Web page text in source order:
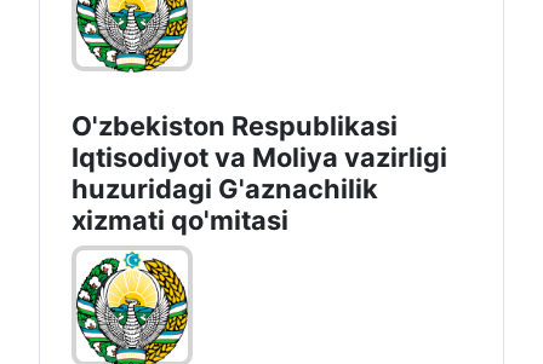
O'zbekiston Respublikasi
Iqtisodiyot vа Moliya vazirligi
huzuridagi G'aznachilik
xizmati qo'mitasi